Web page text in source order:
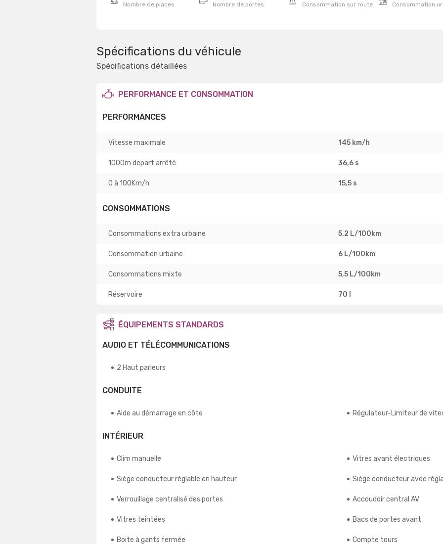
Nombre de places Nombre de portes Consommation sur route Consommation
Spécifications du véhicule
Spécifications détaillées
PERFORMANCE ET CONSOMMATION
PERFORMANCES
Vitesse maximale 145 km/h
1000m depart arrêté 36,6 s
0 à 100Km/h 15,5 s
CONSOMMATIONS
Consommations extra urbaine 5,2 L/100km
Consommation urbaine 6 L/100km
Consommations mixte 5,5 L/100km
Réservoire 70 l
ÉQUIPEMENTS STANDARDS
AUDIO ET TÉLÉCOMMUNICATIONS
2 Haut parleurs
CONDUITE
Aide au démarrage en côte Régulateur-Limiteur de
INTÉRIEUR
Clim manuelle Vitres avant électriques
Siège conducteur réglable en hauteur Siège conducteur avec
Verrouillage centralisé des portes Accoudoir central AV
Vitres teintées Bacs de portes avant
Boite à gants fermée Compte tours